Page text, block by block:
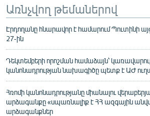
Առնչվող թեմաներով
Էրդողանը հնարավոր է համարում Պուտինի
27-ին
Դեկտեմբերի որոշման համաձայն՝
կանոնադրության նախագիծը պետք է ԱԺ
Հռոմի կանոնադրությանը միանալու
արձագանքը «սպառնալիք է ՀՀ ազգային
արձագանքներ